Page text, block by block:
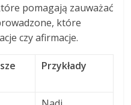
pomagają zauważać
które
czy afirmacje.
Przykłady